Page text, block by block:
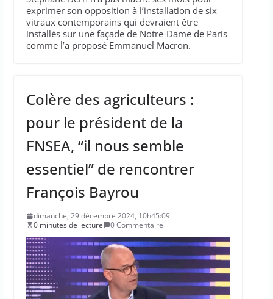
exprimer son opposition à l’installation de six
vitraux contemporains qui devraient être
installés sur une façade de Notre-Dame de Paris
comme l’a proposé Emmanuel Macron.
Colère des agriculteurs :
pour le président de la
FNSEA, “il nous semble
essentiel” de rencontrer
François Bayrou
dimanche, 29 décembre 2024, 10h45:09
0 minutes de lecture
0 Commentaire